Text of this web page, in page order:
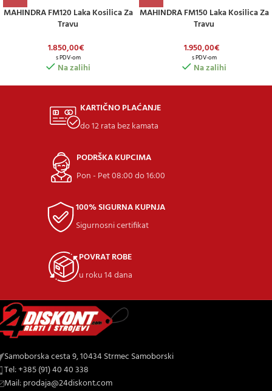
MAHINDRA FM120 Laka Kosilica Za
Travu
1.850,00€
s PDV-om
Na zalihi
MAHINDRA FM150 Laka Kosilica Za
Travu
1.950,00€
s PDV-om
Na zalihi
KARTIČNO PLAĆANJE
do 12 rata bez kamata
PODRŠKA KUPCIMA
Pon - Pet 08:00 do 16:00
100% SIGURNA KUPNJA
Sigurnosni certifikat
POVRAT ROBE
u roku 14 dana
Samoborska cesta 9, 10434 Strmec Samoborski
Tel: +385 (91) 40 40 338
Mail: prodaja@24diskont.com